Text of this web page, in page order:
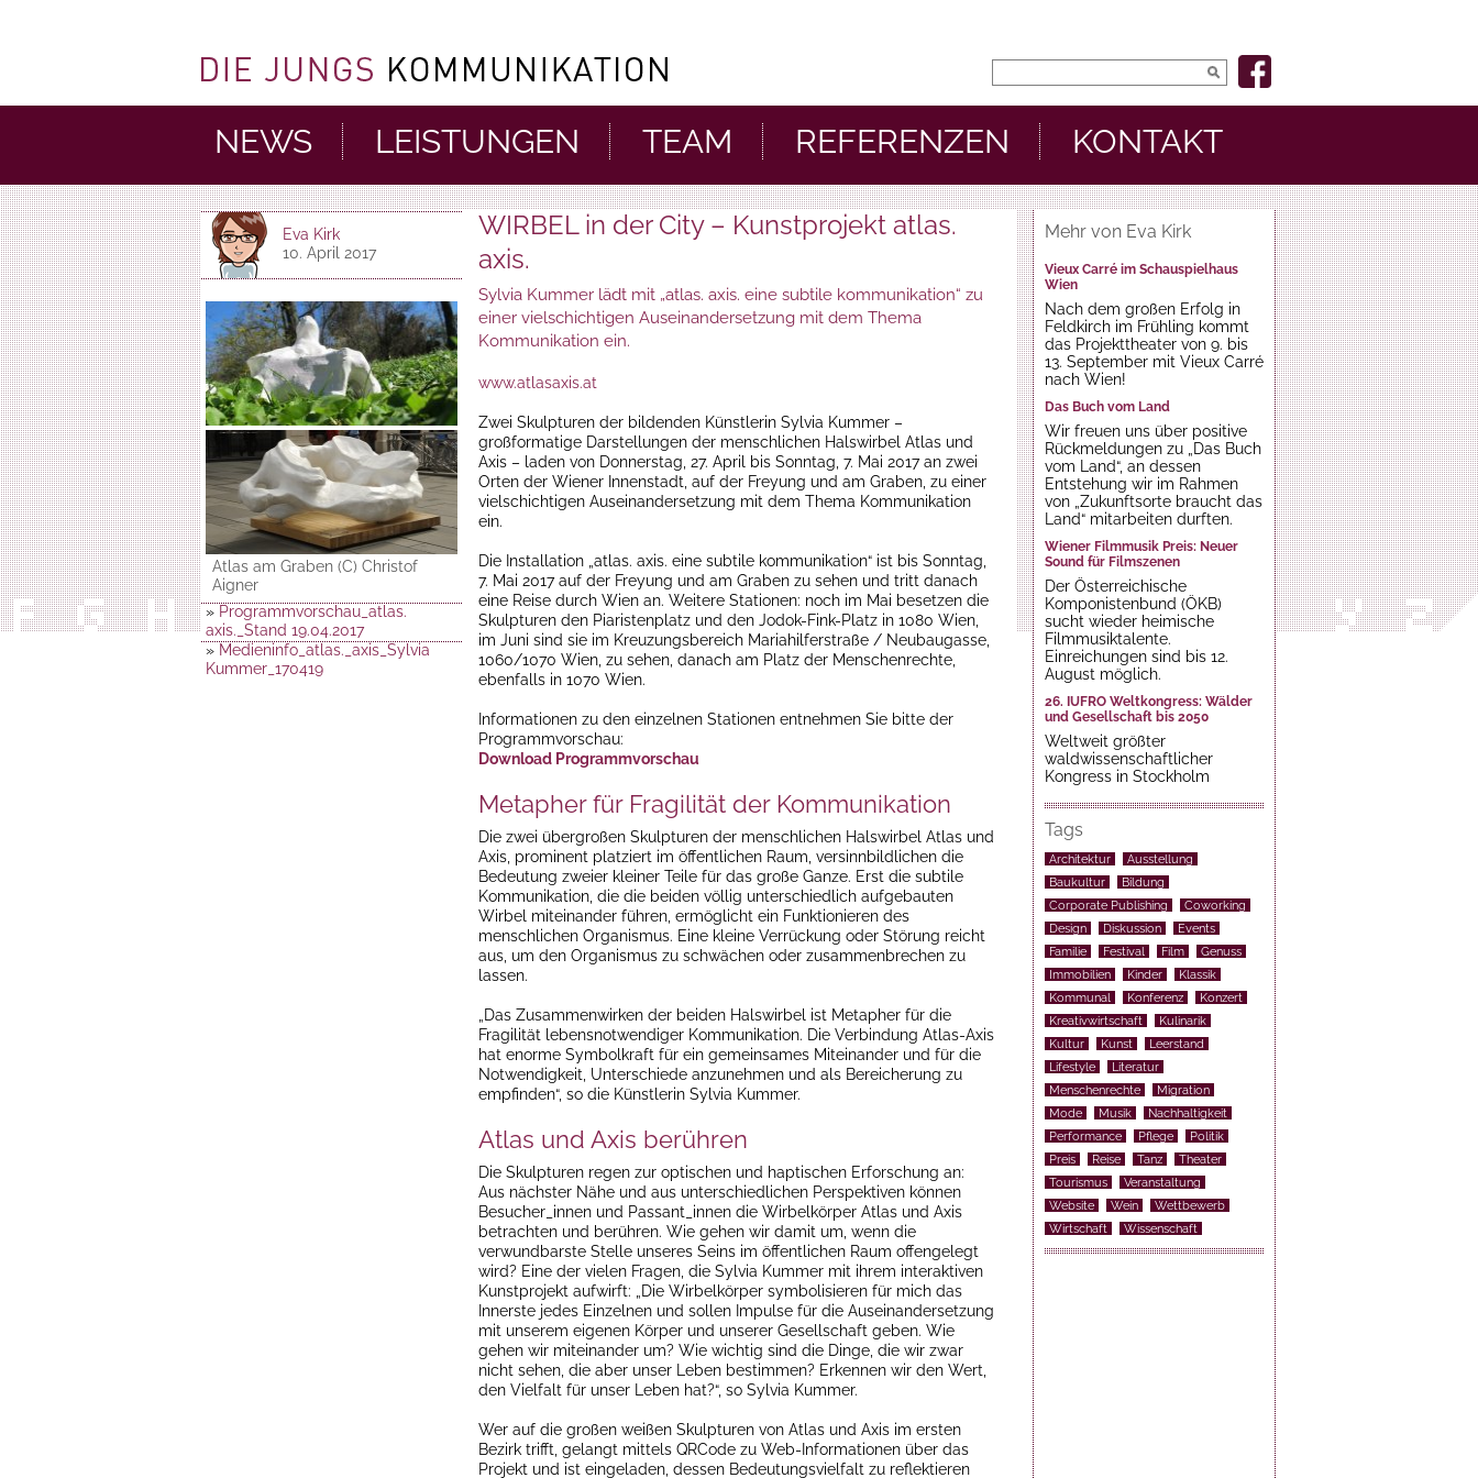
NEWS LEISTUNGEN TEAM REFERENZEN KONTAKT
Eva Kirk
10. April 2017
Atlas am Graben (C) Christof
Aigner
» Programmvorschau_atlas.
axis._Stand 19.04.2017
» Medieninfo_atlas._axis_Sylvia
Kummer_170419
WIRBEL in der City – Kunstprojekt atlas.
axis.
Sylvia Kummer lädt mit „atlas. axis. eine subtile kommunikation“ zu
einer vielschichtigen Auseinandersetzung mit dem Thema
Kommunikation ein.
www.atlasaxis.at
Zwei Skulpturen der bildenden Künstlerin Sylvia Kummer –
großformatige Darstellungen der menschlichen Halswirbel Atlas und
Axis – laden von Donnerstag, 27. April bis Sonntag, 7. Mai 2017 an zwei
Orten der Wiener Innenstadt, auf der Freyung und am Graben, zu einer
vielschichtigen Auseinandersetzung mit dem Thema Kommunikation
ein.
Die Installation „atlas. axis. eine subtile kommunikation“ ist bis Sonntag,
7. Mai 2017 auf der Freyung und am Graben zu sehen und tritt danach
eine Reise durch Wien an. Weitere Stationen: noch im Mai besetzen die
Skulpturen den Piaristenplatz und den Jodok-Fink-Platz in 1080 Wien,
im Juni sind sie im Kreuzungsbereich Mariahilferstraße / Neubaugasse,
1060/1070 Wien, zu sehen, danach am Platz der Menschenrechte,
ebenfalls in 1070 Wien.
Informationen zu den einzelnen Stationen entnehmen Sie bitte der
Programmvorschau:
Download Programmvorschau
Metapher für Fragilität der Kommunikation
Die zwei übergroßen Skulpturen der menschlichen Halswirbel Atlas und
Axis, prominent platziert im öffentlichen Raum, versinnbildlichen die
Bedeutung zweier kleiner Teile für das große Ganze. Erst die subtile
Kommunikation, die die beiden völlig unterschiedlich aufgebauten
Wirbel miteinander führen, ermöglicht ein Funktionieren des
menschlichen Organismus. Eine kleine Verrückung oder Störung reicht
aus, um den Organismus zu schwächen oder zusammenbrechen zu
lassen.
„Das Zusammenwirken der beiden Halswirbel ist Metapher für die
Fragilität lebensnotwendiger Kommunikation. Die Verbindung Atlas-Axis
hat enorme Symbolkraft für ein gemeinsames Miteinander und für die
Notwendigkeit, Unterschiede anzunehmen und als Bereicherung zu
empfinden“, so die Künstlerin Sylvia Kummer.
Atlas und Axis berühren
Die Skulpturen regen zur optischen und haptischen Erforschung an:
Aus nächster Nähe und aus unterschiedlichen Perspektiven können
Besucher_innen und Passant_innen die Wirbelkörper Atlas und Axis
betrachten und berühren. Wie gehen wir damit um, wenn die
verwundbarste Stelle unseres Seins im öffentlichen Raum offengelegt
wird? Eine der vielen Fragen, die Sylvia Kummer mit ihrem interaktiven
Kunstprojekt aufwirft: „Die Wirbelkörper symbolisieren für mich das
Innerste jedes Einzelnen und sollen Impulse für die Auseinandersetzung
mit unserem eigenen Körper und unserer Gesellschaft geben. Wie
gehen wir miteinander um? Wie wichtig sind die Dinge, die wir zwar
nicht sehen, die aber unser Leben bestimmen? Erkennen wir den Wert,
den Vielfalt für unser Leben hat?“, so Sylvia Kummer.
Wer auf die großen weißen Skulpturen von Atlas und Axis im ersten
Bezirk trifft, gelangt mittels QRCode zu Web-Informationen über das
Projekt und ist eingeladen, dessen Bedeutungsvielfalt zu reflektieren
Mehr von Eva Kirk
Vieux Carré im Schauspielhaus
Wien
Nach dem großen Erfolg in
Feldkirch im Frühling kommt
das Projekttheater von 9. bis
13. September mit Vieux Carré
nach Wien!
Das Buch vom Land
Wir freuen uns über positive
Rückmeldungen zu „Das Buch
vom Land“, an dessen
Entstehung wir im Rahmen
von „Zukunftsorte braucht das
Land“ mitarbeiten durften.
Wiener Filmmusik Preis: Neuer
Sound für Filmszenen
Der Österreichische
Komponistenbund (ÖKB)
sucht wieder heimische
Filmmusiktalente.
Einreichungen sind bis 12.
August möglich.
26. IUFRO Weltkongress: Wälder
und Gesellschaft bis 2050
Weltweit größter
waldwissenschaftlicher
Kongress in Stockholm
Tags
Architektur
Ausstellung
Baukultur
Bildung
Corporate Publishing
Coworking
Design
Diskussion
Events
Familie
Festival Film
Genuss
Immobilien
Kinder
Klassik
Kommunal
Konferenz
Konzert
Kreativwirtschaft
Kulinarik
Kultur
Kunst
Leerstand
Lifestyle
Literatur
Menschenrechte
Migration
Mode
Musik
Nachhaltigkeit
Performance
Pflege
Politik
Preis
Reise Tanz
Theater
Tourismus
Veranstaltung
Website
Wein
Wettbewerb
Wirtschaft
Wissenschaft